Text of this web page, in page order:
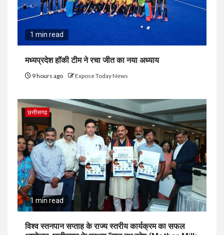
1 min read
मध्यप्रदेश हॉकी टीम ने रचा जीत का नया अध्याय
9 hours ago Expose Today News
छत्तीसगढ
1 min read
विश्व स्तनपान सप्ताह के राज्य स्तरीय कार्यक्रम का सफल